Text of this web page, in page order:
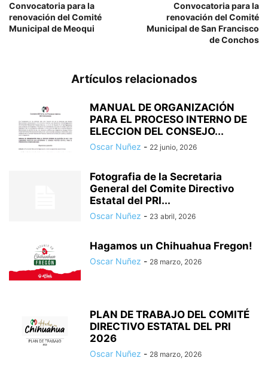
Convocatoria para la
renovación del Comité
Municipal de Meoqui
Convocatoria para la
renovación del Comité
Municipal de San Francisco
de Conchos
Artículos relacionados
MANUAL DE ORGANIZACIÓN
PARA EL PROCESO INTERNO DE
ELECCION DEL CONSEJO...
Oscar Nuñez - 22 junio, 2026
Fotografia de la Secretaria
General del Comite Directivo
Estatal del PRI...
Oscar Nuñez - 23 abril, 2026
Hagamos un Chihuahua Fregon!
Oscar Nuñez - 28 marzo, 2026
PLAN DE TRABAJO DEL COMITÉ
DIRECTIVO ESTATAL DEL PRI
2026
Oscar Nuñez - 28 marzo, 2026